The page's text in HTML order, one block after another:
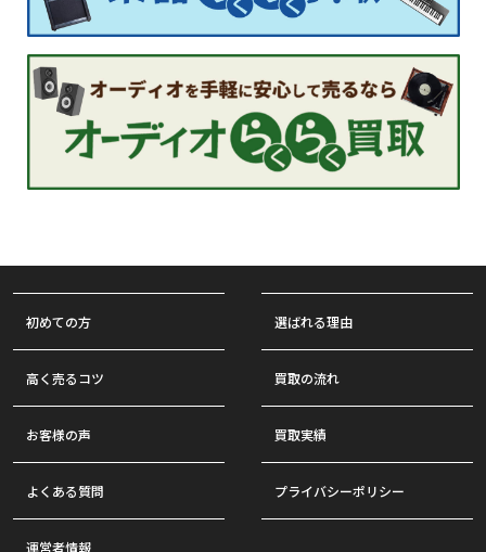
初めての方 選ばれる理由
高く売るコツ 買取の流れ
お客様の声 買取実績
よくある質問 プライバシーポリシー
運営者情報